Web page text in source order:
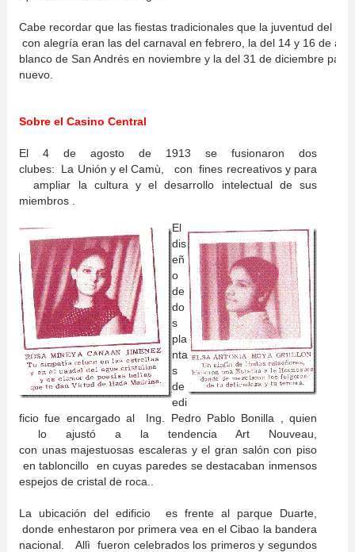
Cabe recordar que las fiestas tradicionales que la juventud del
con alegría eran las del carnaval en febrero, la del 14 y 16 de
blanco de San Andrés en noviembre y la del 31 de diciembre
nuevo.
Sobre el Casino Central
El 4 de agosto de 1913 sefusionaron dos
clubes: La Unión y el Camù, con fines recreativos y para
ampliar la cultura y el desarrollo intelectual de sus
miembros .
El
dis
eñ
o
de
do
s
pla
nta
s
de
edi
ficio fue encargado al Ing. Pedro Pablo Bonilla , quien
lo ajustó a la tendencia Art Nouveau,
con unas majestuosas escaleras y el gran salón con piso
en tabloncillo en cuyas paredes se destacaban inmensos
espejos de cristal de roca..
La ubicación del edificio es frente al parque Duarte,
donde enhestaron por primera vea en el Cibao la bandera
nacional. Allì fueron celebrados los primeros y segundos